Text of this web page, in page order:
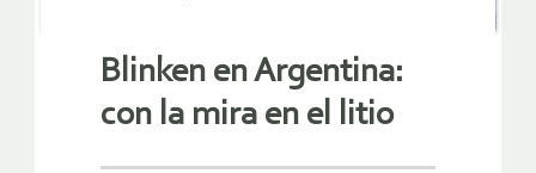
Blinken en Argentina:
con la mira en el litio